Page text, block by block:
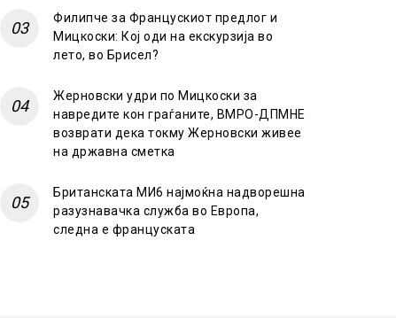
Филипче за Францускиот предлог и
Мицкоски: Кој оди на екскурзија во
лето, во Брисел?
Жерновски удри по Мицкоски за
навредите кон граѓаните, ВМРО-ДПМНЕ
возврати дека токму Жерновски живее
на државна сметка
Британската МИ6 најмоќна надворешна
разузнавачка служба во Европа,
следна е француската